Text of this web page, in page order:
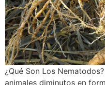
¿Qué Son Los
animales diminutos en